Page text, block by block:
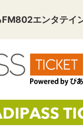
FM802エンタテイ